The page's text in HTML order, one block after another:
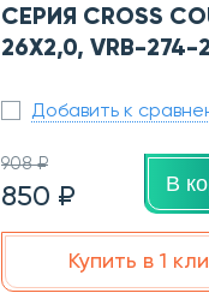
СЕРИЯ CROSS
26X2,0, VRB-274-
Добавить к
908 ₽
850 ₽ В
Купить в 1